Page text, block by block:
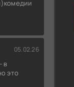
05.02.26
в
это